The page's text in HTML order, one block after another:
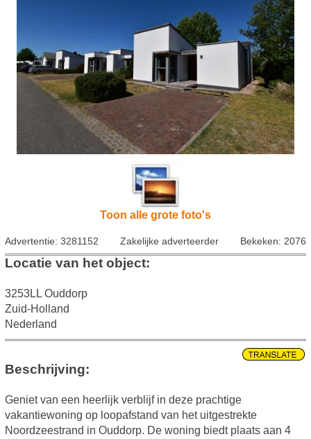
Toon alle grote foto's
Advertentie: 3281152 Zakelijke adverteerder Bekeken: 2076
Locatie van het object:
3253LL Ouddorp
Zuid-Holland
Nederland
Beschrijving:
Geniet van een heerlijk verblijf in deze prachtige
vakantiewoning op loopafstand van het uitgestrekte
Noordzeestrand in Ouddorp. De woning biedt plaats aan 4